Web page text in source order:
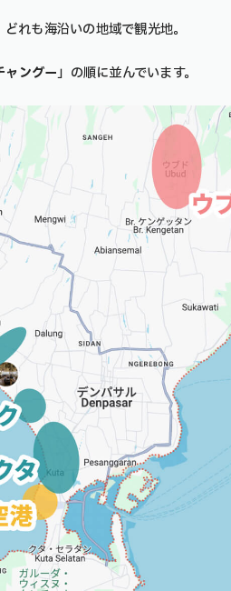
れも海沿いの地域で観光地。
ャングー」の順に並んでいます。